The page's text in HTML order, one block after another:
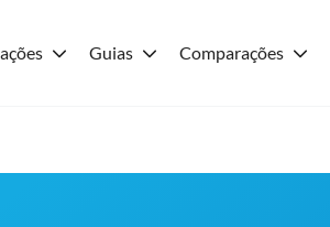
Guias Comparações